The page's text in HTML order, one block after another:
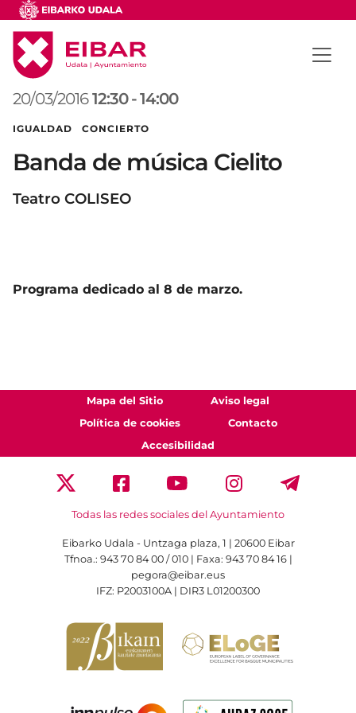
20/03/2016 12:30 -14:00
IGUALDAD CONCIERTO
Banda de música Cielito
Teatro COLISEO
Programa dedicado al 8 de marzo.
Mapa del Sitio
Aviso legal
Política de cookies
Contacto
Accesibilidad
Todas las redes sociales del Ayuntamiento
Eibarko Udala - Untzaga plaza, 1 | 20600 Eibar
Tfnoa.: 943 70 84 00 / 010 | Faxa: 943 70 84 16 |
pegora@eibar.eus
IFZ: P2003100A | DIR3 L01200300